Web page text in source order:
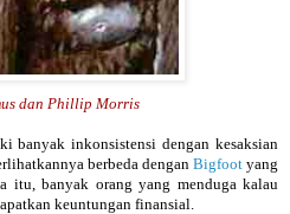
dan Phillip Morris
banyak inkonsistensi dengan kesaksian
berbeda dengan Bigfootyang
itu, banyak orang yang menduga kalau
keuntungan finansial.